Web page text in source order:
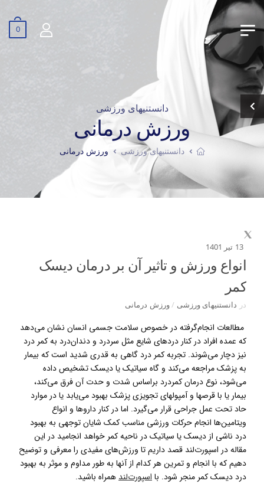
0
دانستنیهای ورزشی
ورزش درمانی
دانستنیهای ورزشی ورزش درمانی
13 تیر 1401
انواع ورزش و تاثیر آن بر درمان دیسک
کمر
در دانستنیهای ورزشی /ورزش درمانی
مطالعات انجام‌گرفته در خصوص سلامت جسمی انسان نشان می‌دهد
که عمده افراد در کنار دردهای شایع مثل سردرد و دندان‌درد به کمر درد
نیز دچار می‌شوند. تجربه کمر درد گاهی به قدری شدید است که بیمار
به پزشک مراجعه می‌کند و گاه سیاتیک یا دیسک تشخیص داده
می‌شود، نوع درمان کمردرد براساس شدت و حدت آن فرق می‌کند،
بیمار یا با قرصها و آمپولهای تجویزی پزشک بهبود می‌یابد یا در موارد
حاد تحت عمل جراحی قرار می‌گیرد. اما در کنار داروها و انواع
ویتامین‌ها انجام حرکات ورزشی مناسب کمک شایان توجهی به بهبود
درد ناشی از دیسک یا سیاتیک در ناحیه کمر خواهد انجامید در این
مقاله در اسپورت‌لند قصد داریم تا ورزش‌های مفیدی را معرفی و توضیح
دهیم که با انجام و تمرین هر کدام از آنها به طور مداوم و موثر به بهبود
درد دیسک کمر منجر شود. بااسپورت‌لندهمراه باشید.